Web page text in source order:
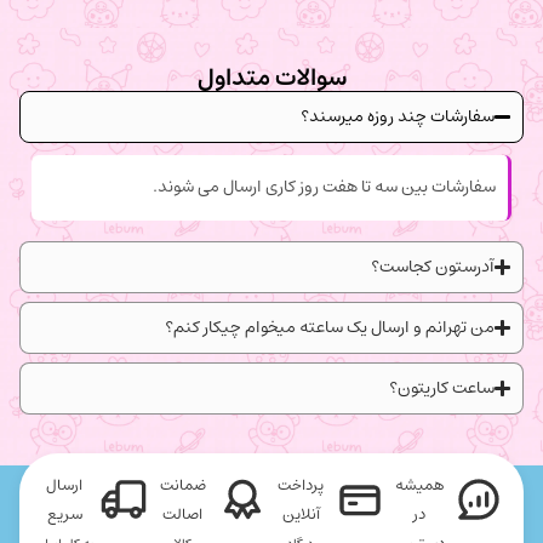
سوالات متداول
سفارشات چند روزه میرسند؟
سفارشات بین سه تا هفت روز کاری ارسال می شوند.
آدرستون کجاست؟
من تهرانم و ارسال یک ساعته میخوام چیکار کنم؟
ساعت کاریتون؟
همیشه
در
پرداخت
آنلاین
ضمانت
اصالت
ارسال
سریع